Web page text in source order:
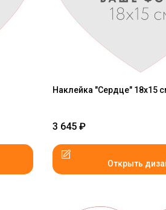
Наклейка "Сердце" 18x15
3 645 ₽
Открыть